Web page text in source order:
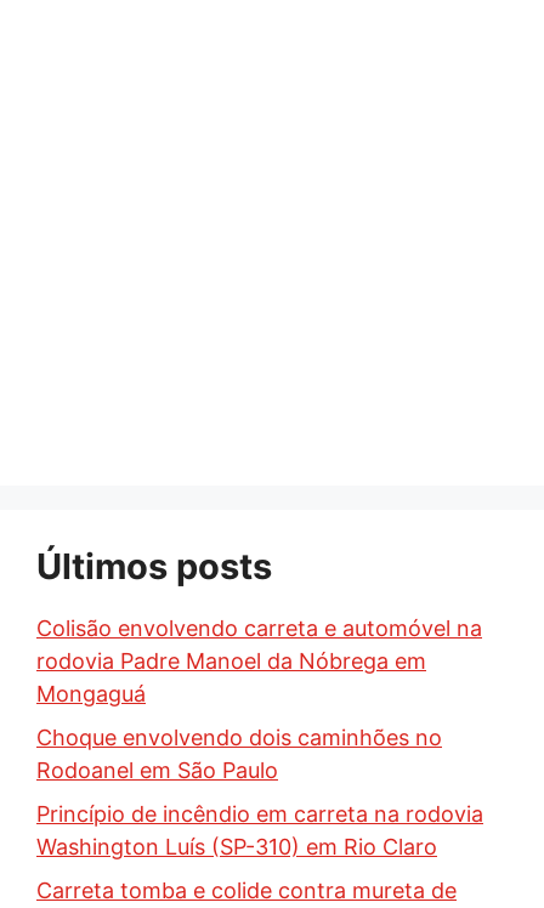
Últimos posts
Colisão envolvendo carreta e automóvel na
rodovia Padre Manoel da Nóbrega em
Mongaguá
Choque envolvendo dois caminhões no
Rodoanel em São Paulo
Princípio de incêndio em carreta na rodovia
Washington Luís (SP-310) em Rio Claro
Carreta tomba e colide contra mureta de